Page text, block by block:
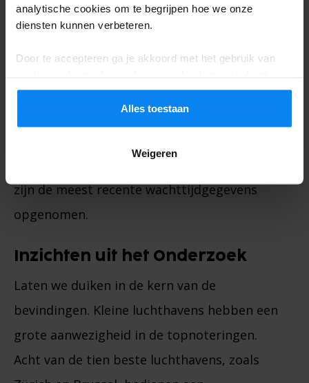
analytische cookies om te begrijpen hoe we onze
diensten kunnen verbeteren.
Door te accepteren ga je akkoord met het gebruik van
instellingen op elk moment aanpassen. Bekijk voor alle
Privacybeleid.
Alles toestaan
Weigeren
gegevens uit luchthavenbronnen,
onafhankelijk onderzoek. De onderzochte
passagiersvolumes hebben betrekking op
de jaren 2021 en 2022. Om het evoluerende
“Covid-testen” verwijderd uit de analyse en
zijn de meest recente wachttijdgegevens
opgenomen.
Inzichten uit het Onderzoek
Laten we duiken in de kern van de
bevindingen. Kleine luchthavens hebben een
grote aanwezigheid in de topnoteringen.
Acht van de tien beste luchthavens, zoals